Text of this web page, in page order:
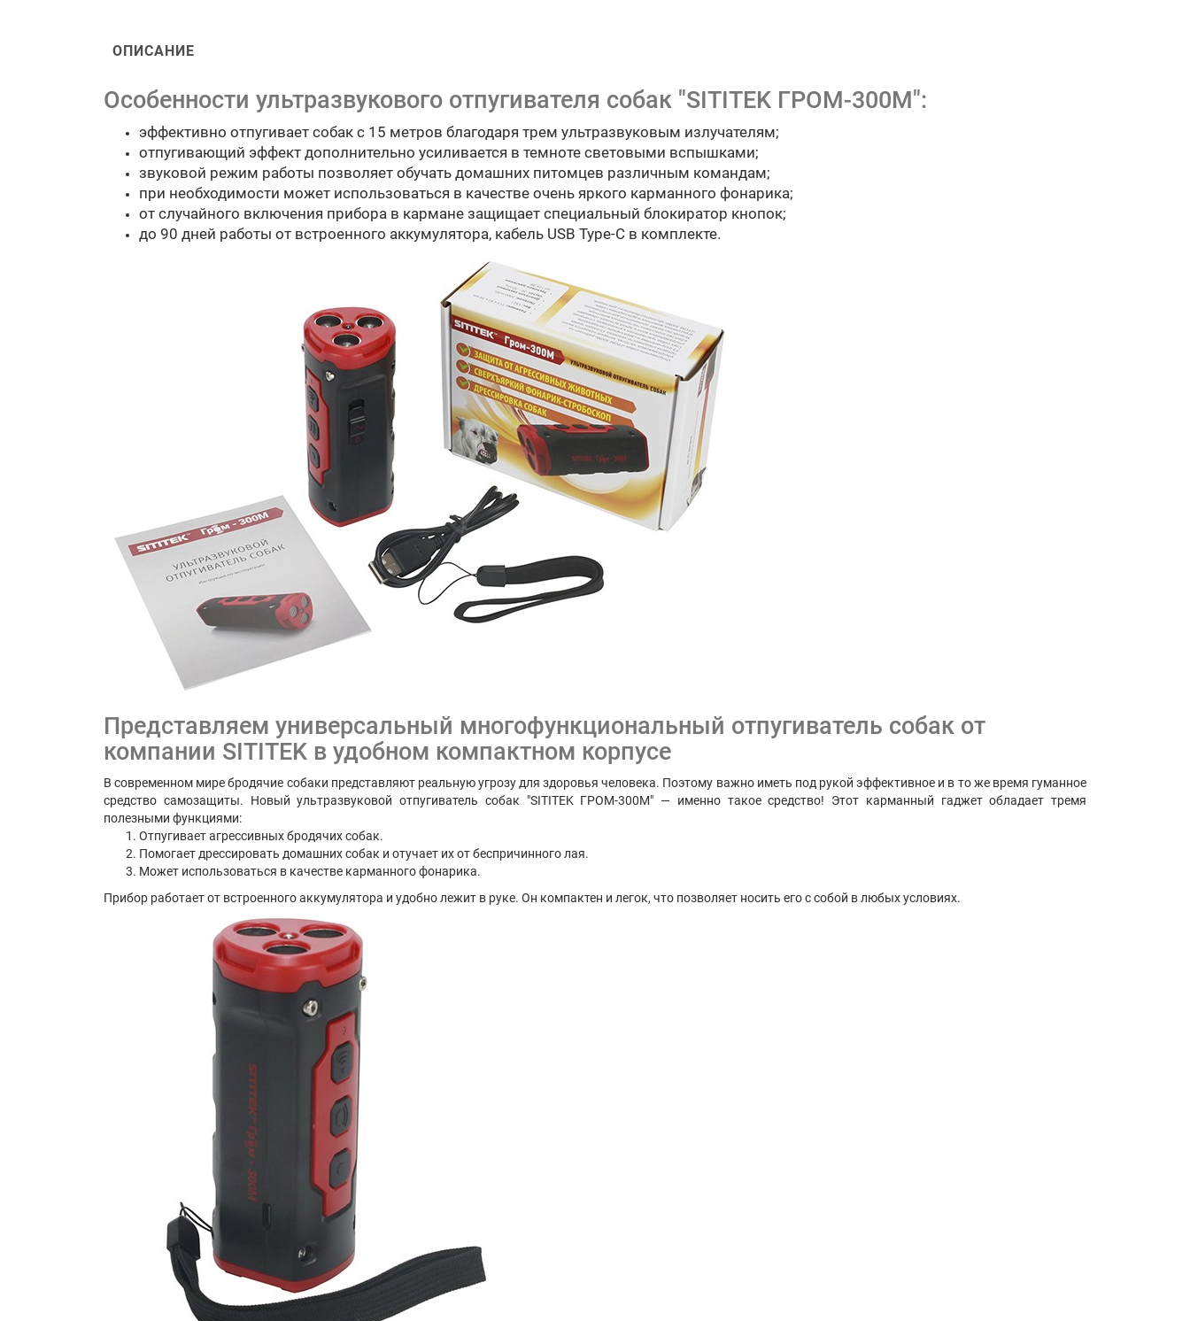
ОПИСАНИЕ
Особенности ультразвукового отпугивателя собак "SITITEK ГРОМ-300М":
эффективно отпугивает собак с 15 метров благодаря трем ультразвуковым излучателям;
отпугивающий эффект дополнительно усиливается в темноте световыми вспышками;
звуковой режим работы позволяет обучать домашних питомцев различным командам;
при необходимости может использоваться в качестве очень яркого карманного фонарика;
от случайного включения прибора в кармане защищает специальный блокиратор кнопок;
до 90 дней работы от встроенного аккумулятора, кабель USB Type-C в комплекте.
Представляем универсальный многофункциональный отпугиватель собак от
компании SITITEK в удобном компактном корпусе
В современном мире бродячие собаки представляют реальную угрозу для здоровья человека. Поэтому важно иметь под рукой эффективное и в то же время гуманное
средство самозащиты. Новый ультразвуковой отпугиватель собак "SITITEK ГРОМ-300М" — именно такое средство! Этот карманный гаджет обладает тремя
полезными функциями:
Отпугивает агрессивных бродячих собак.
Помогает дрессировать домашних собак и отучает их от беспричинного лая.
Может использоваться в качестве карманного фонарика.
Прибор работает от встроенного аккумулятора и удобно лежит в руке. Он компактен и легок, что позволяет носить его с собой в любых условиях.